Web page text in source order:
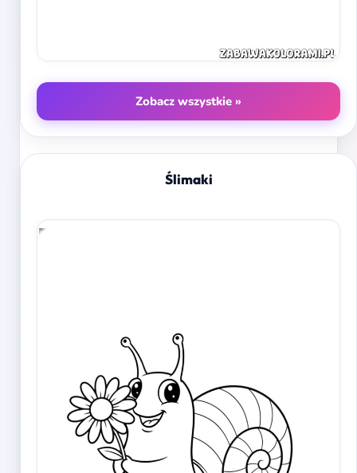
Zobacz wszystkie »
Ślimaki